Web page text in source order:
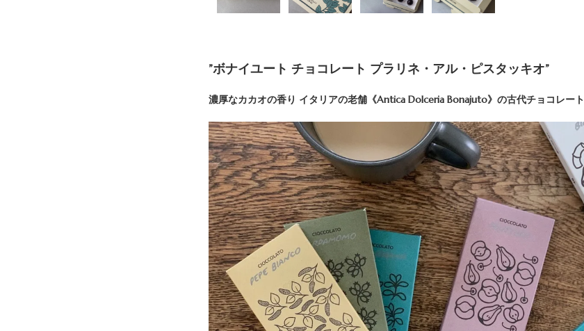
”ボナイユート チョコレート プラリネ・アル・ピスタッキオ”
濃厚なカカオの香り イタリアの老舗《Antica Dolceria Bonajuto》の古代チョコレート